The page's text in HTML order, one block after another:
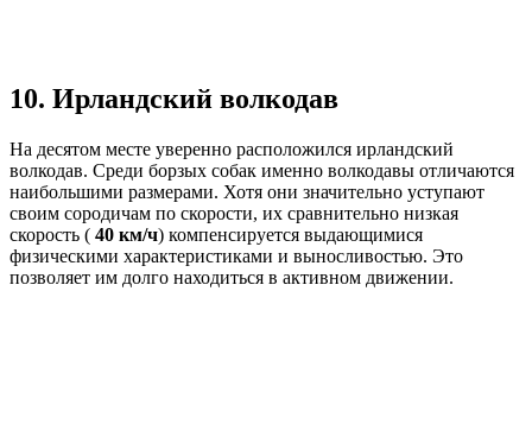
10. Ирландский волкодав
На десятом месте уверенно расположился ирландский
волкодав. Среди борзых собак именно волкодавы отличаются
наибольшими размерами. Хотя они значительно уступают
своим сородичам по скорости, их сравнительно низкая
скорость ( 40 км/ч) компенсируется выдающимися
физическими характеристиками и выносливостью. Это
позволяет им долго находиться в активном движении.